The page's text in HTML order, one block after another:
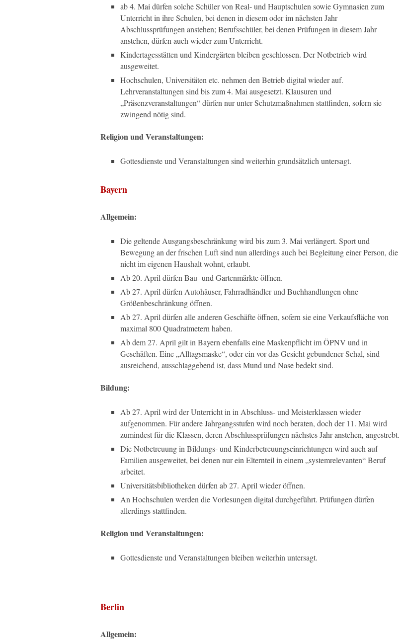
ab 4. Mai dürfen solche Schüler von Real- und Hauptschulen sowie Gymnasien zum
Unterricht in ihre Schulen, bei denen in diesem oder im nächsten Jahr
Abschlussprüfungen anstehen; Berufsschüler, bei denen Prüfungen in diesem Jahr
anstehen, dürfen auch wieder zum Unterricht.
Kindertagesstätten und Kindergärten bleiben geschlossen. Der Notbetrieb wird
ausgeweitet.
Hochschulen, Universitäten etc. nehmen den Betrieb digital wieder auf.
Lehrveranstaltungen sind bis zum 4. Mai ausgesetzt. Klausuren und
„Präsenzveranstaltungen“ dürfen nur unter Schutzmaßnahmen stattfinden, sofern sie
zwingend nötig sind.
Religion und Veranstaltungen:
Gottesdienste und Veranstaltungen sind weiterhin grundsätzlich untersagt.
Bayern
Allgemein:
Die geltende Ausgangsbeschränkung wird bis zum 3. Mai verlängert. Sport und
Bewegung an der frischen Luft sind nun allerdings auch bei Begleitung einer Person, die
nicht im eigenen Haushalt wohnt, erlaubt.
Ab 20. April dürfen Bau- und Gartenmärkte öffnen.
Ab 27. April dürfen Autohäuser, Fahrradhändler und Buchhandlungen ohne
Größenbeschränkung öffnen.
Ab 27. April dürfen alle anderen Geschäfte öffnen, sofern sie eine Verkaufsfläche von
maximal 800 Quadratmetern haben.
Ab dem 27. April gilt in Bayern ebenfalls eine Maskenpflicht im ÖPNV und in
Geschäften. Eine „Alltagsmaske“, oder ein vor das Gesicht gebundener Schal, sind
ausreichend, ausschlaggebend ist, dass Mund und Nase bedekt sind.
Bildung:
Ab 27. April wird der Unterricht in in Abschluss- und Meisterklassen wieder
aufgenommen. Für andere Jahrgangsstufen wird noch beraten, doch der 11. Mai wird
zumindest für die Klassen, deren Abschlussprüfungen nächstes Jahr anstehen, angestrebt.
Die Notbetreuung in Bildungs- und Kinderbetreuungseinrichtungen wird auch auf
Familien ausgeweitet, bei denen nur ein Elternteil in einem „systemrelevanten“ Beruf
arbeitet.
Universitätsbibliotheken dürfen ab 27. April wieder öffnen.
An Hochschulen werden die Vorlesungen digital durchgeführt. Prüfungen dürfen
allerdings stattfinden.
Religion und Veranstaltungen:
Gottesdienste und Veranstaltungen bleiben weiterhin untersagt.
Berlin
Allgemein: